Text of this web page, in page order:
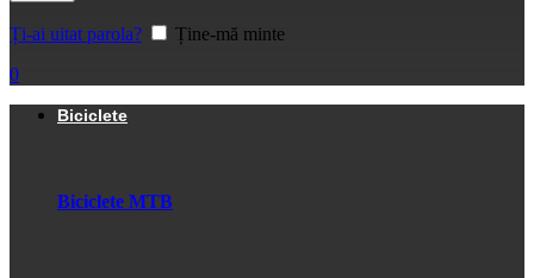
Ți-ai uitat parola?
Ține-mă minte
0
Biciclete
Biciclete MTB